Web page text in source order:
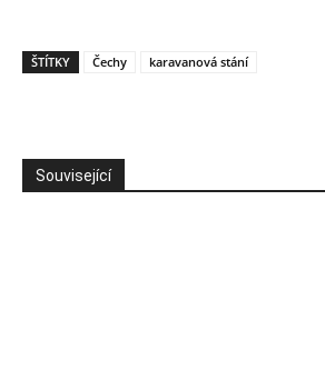
ŠTÍTKY Čechy karavanová stání
Související